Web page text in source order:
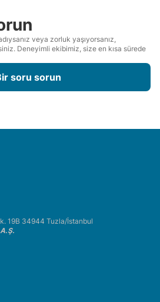
veya zorluk yaşıyorsanız,
Deneyimli ekibimiz, size en kısa sürede
soru sorun
19B 34944 Tuzla/İstanbul